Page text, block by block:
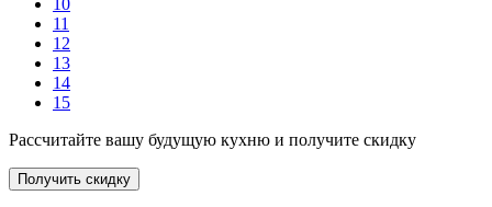
10
11
12
13
14
15
Рассчитайте вашу будущую кухню и получите скидку
Получить скидку